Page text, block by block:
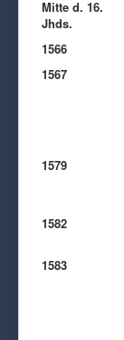
Mitte d. 16.
Jhds.
1566
1567
1579
1582
1583